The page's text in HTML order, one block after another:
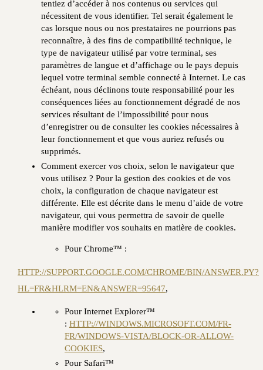
tentiez d’accéder à nos contenus ou services qui
nécessitent de vous identifier. Tel serait également le
cas lorsque nous ou nos prestataires ne pourrions pas
reconnaître, à des fins de compatibilité technique, le
type de navigateur utilisé par votre terminal, ses
paramètres de langue et d’affichage ou le pays depuis
lequel votre terminal semble connecté à Internet. Le cas
échéant, nous déclinons toute responsabilité pour les
conséquences liées au fonctionnement dégradé de nos
services résultant de l’impossibilité pour nous
d’enregistrer ou de consulter les cookies nécessaires à
leur fonctionnement et que vous auriez refusés ou
supprimés.
Comment exercer vos choix, selon le navigateur que
vous utilisez ? Pour la gestion des cookies et de vos
choix, la configuration de chaque navigateur est
différente. Elle est décrite dans le menu d’aide de votre
navigateur, qui vous permettra de savoir de quelle
manière modifier vos souhaits en matière de cookies.
Pour Chrome™ :
HTTP://SUPPORT.GOOGLE.COM/CHROME/BIN/ANSWER.PY?
HL=FR&HLRM=EN&ANSWER=95647,
Pour Internet Explorer™
: HTTP://WINDOWS.MICROSOFT.COM/FR-
FR/WINDOWS-VISTA/BLOCK-OR-ALLOW-
COOKIES,
Pour Safari™